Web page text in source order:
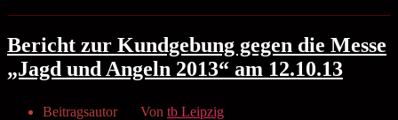
Bericht zur Kundgebung gegen die Messe
„Jagd und Angeln 2013“ am 12.10.13
Beitragsautor Von tb Leipzig